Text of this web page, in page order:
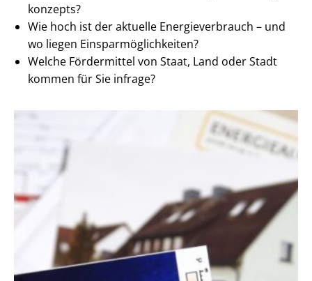
kon­zepts?
Wie hoch ist der aktuelle En­er­gie­ver­brauch – und
wo liegen Ein­spar­mög­lich­kei­ten?
Welche Fördermittel von Staat, Land oder Stadt
kommen für Sie infrage?